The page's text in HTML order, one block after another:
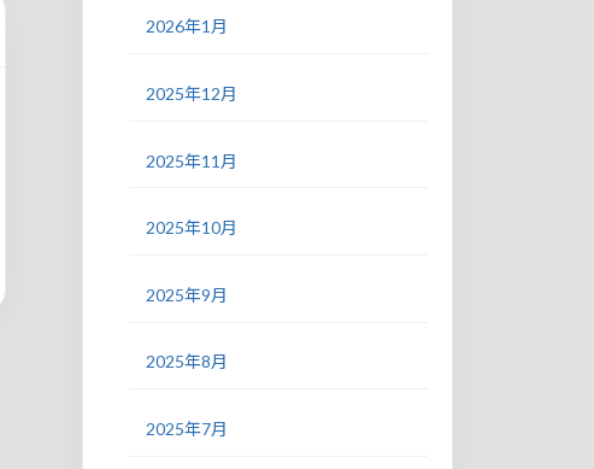
2026年1月
2025年12月
2025年11月
2025年10月
2025年9月
2025年8月
2025年7月